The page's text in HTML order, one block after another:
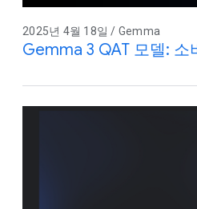
2025년 4월 18일 / Gemma
Gemma 3 QAT 모델: 소